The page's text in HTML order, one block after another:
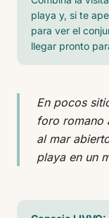
playa y, si te
para ver el
llegar pronto
En pocos
foro romano
al mar
playa en un